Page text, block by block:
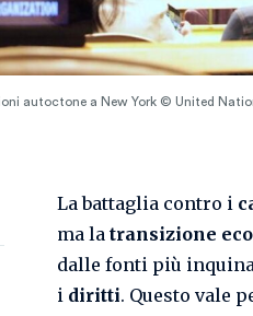
autoctone a New York © United
La battaglia contro i
ma la transizione
dalle fonti più
i diritti. Questo vale